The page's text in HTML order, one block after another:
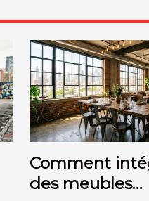
Comment
des meubles